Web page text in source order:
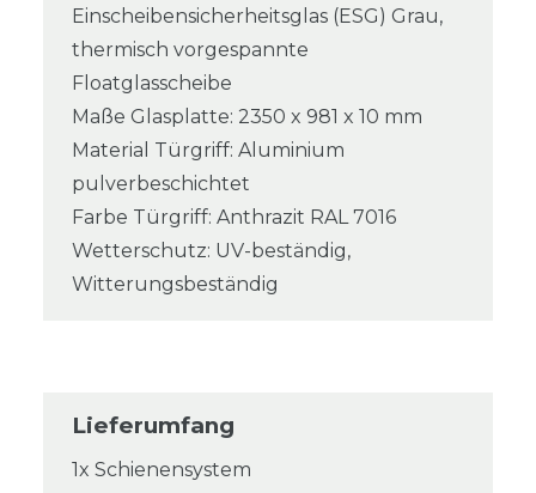
Einscheibensicherheitsglas (ESG) Grau,
thermisch vorgespannte
Floatglasscheibe
Maße Glasplatte: 2350 x 981 x 10 mm
Material Türgriff: Aluminium
pulverbeschichtet
Farbe Türgriff: Anthrazit RAL 7016
Wetterschutz: UV-beständig,
Witterungsbeständig
Lieferumfang
1x Schienensystem